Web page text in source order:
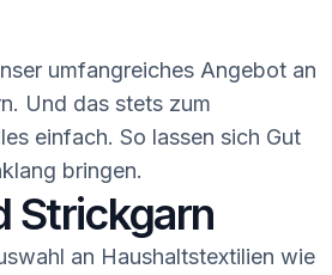
umfangreiches Angebot an
Und das stets zum
einfach. So lassen sich Gut
bringen.
Strickgarn
an Haushaltstextilien wie